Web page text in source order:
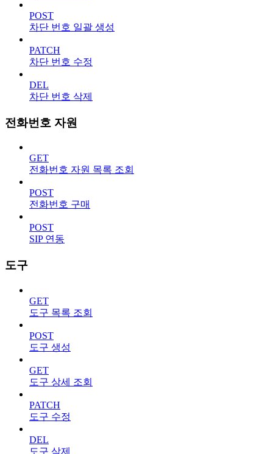
POST
차단 번호 일괄 생성
PATCH
차단 번호 수정
DEL
차단 번호 삭제
전화번호 자원
GET
전화번호 자원 목록 조회
POST
전화번호 구매
POST
SIP 연동
도구
GET
도구 목록 조회
POST
도구 생성
GET
도구 상세 조회
PATCH
도구 수정
DEL
도구 삭제